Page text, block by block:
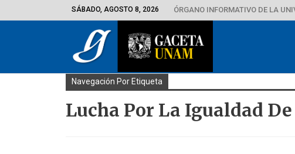
SÁBADO, AGOSTO 8, 2026 ÓRGANO INFORMATIVO DE LA
Navegación Por Etiqueta
Lucha Por La Igualdad